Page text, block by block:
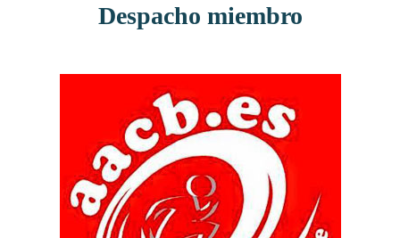
Despacho miembro